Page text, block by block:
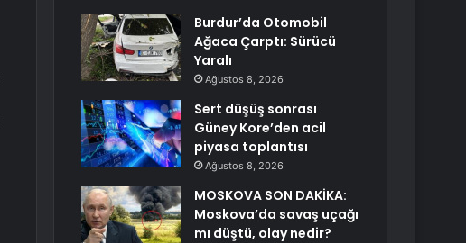
Burdur’da Otomobil
Ağaca Çarptı: Sürücü
Yaralı
Ağustos 8, 2026
Sert düşüş sonrası
Güney Kore’den acil
piyasa toplantısı
Ağustos 8, 2026
MOSKOVA SON DAKİKA:
Moskova’da savaş uçağı
mı düştü, olay nedir?